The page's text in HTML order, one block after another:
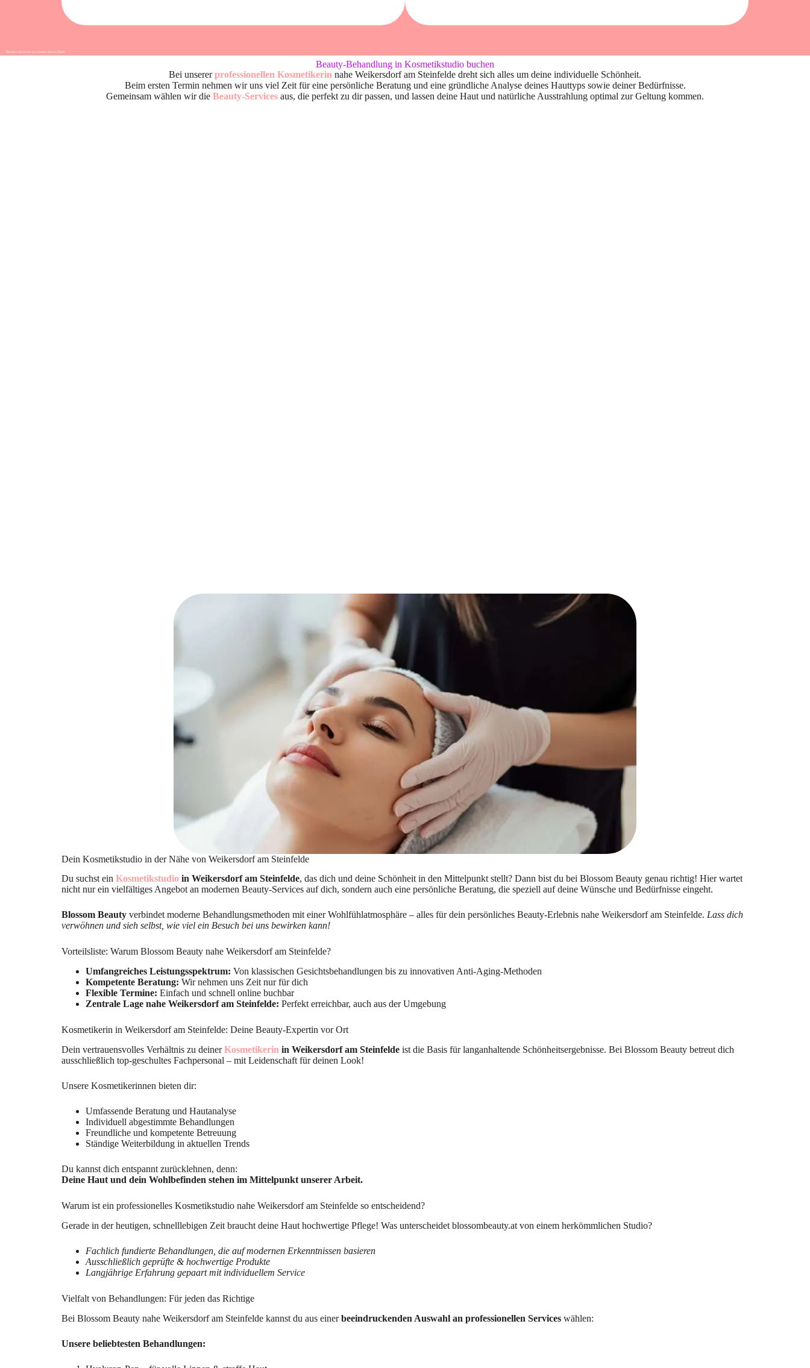
Beauty-Services zu einem fairen Preis
Beauty-Behandlung in Kosmetikstudio buchen
Bei unsererprofessionellen Kosmetikerin nahe Weikersdorf am Steinfelde dreht sich alles um deine individuelle Schönheit.
Beim ersten Termin nehmen wir uns viel Zeit für eine persönliche Beratung und eine gründliche Analyse deines Hauttyps sowie deiner Bedürfnisse.
Gemeinsam wählen wir die Beauty-Services aus, die perfekt zu dir passen, und lassen deine Haut und natürliche Ausstrahlung optimal zur Geltung kommen.
Dein Kosmetikstudio in der Nähe von Weikersdorf am Steinfelde
Du suchst ein Kosmetikstudio in Weikersdorf am Steinfelde, das dich und deine Schönheit in den Mittelpunkt stellt? Dann bist du bei Blossom Beauty genau richtig! Hier wartet
nicht nur ein vielfältiges Angebot an modernen Beauty-Services auf dich, sondern auch eine persönliche Beratung, die speziell auf deine Wünsche und Bedürfnisse eingeht.
Blossom Beauty verbindet moderne Behandlungsmethoden mit einer Wohlfühlatmosphäre – alles für dein persönliches Beauty-Erlebnis nahe Weikersdorf am Steinfelde. Lass dich
verwöhnen und sieh selbst, wie viel ein Besuch bei uns bewirken kann!
Vorteilsliste: Warum Blossom Beauty nahe Weikersdorf am Steinfelde?
Umfangreiches Leistungsspektrum: Von klassischen Gesichtsbehandlungen bis zu innovativen Anti-Aging-Methoden
Kompetente Beratung: Wir nehmen uns Zeit nur für dich
Flexible Termine: Einfach und schnell online buchbar
Zentrale Lage nahe Weikersdorf am Steinfelde: Perfekt erreichbar, auch aus der Umgebung
Kosmetikerin in Weikersdorf am Steinfelde: Deine Beauty-Expertin vor Ort
Dein vertrauensvolles Verhältnis zu deinerKosmetikerin in Weikersdorf am Steinfelde ist die Basis für langanhaltende Schönheitsergebnisse. Bei Blossom Beauty betreut dich
ausschließlich top-geschultes Fachpersonal – mit Leidenschaft für deinen Look!
Unsere Kosmetikerinnen bieten dir:
Umfassende Beratung und Hautanalyse
Individuell abgestimmte Behandlungen
Freundliche und kompetente Betreuung
Ständige Weiterbildung in aktuellen Trends
Du kannst dich entspannt zurücklehnen, denn:
Deine Haut und dein Wohlbefinden stehen im Mittelpunkt unserer Arbeit.
Warum ist ein professionelles Kosmetikstudio nahe Weikersdorf am Steinfelde so entscheidend?
Gerade in der heutigen, schnelllebigen Zeit braucht deine Haut hochwertige Pflege! Was unterscheidet blossombeauty.at von einem herkömmlichen Studio?
Fachlich fundierte Behandlungen, die auf modernen Erkenntnissen basieren
Ausschließlich geprüfte & hochwertige Produkte
Langjährige Erfahrung gepaart mit individuellem Service
Vielfalt von Behandlungen: Für jeden das Richtige
Bei Blossom Beauty nahe Weikersdorf am Steinfelde kannst du aus einerbeeindruckenden Auswahl an professionellen Services wählen:
Unsere beliebtesten Behandlungen: